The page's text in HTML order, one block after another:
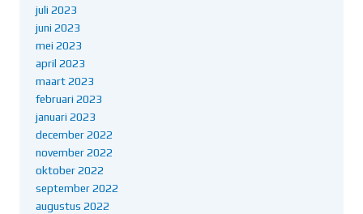
juli 2023
juni 2023
mei 2023
april 2023
maart 2023
februari 2023
januari 2023
december 2022
november 2022
oktober 2022
september 2022
augustus 2022